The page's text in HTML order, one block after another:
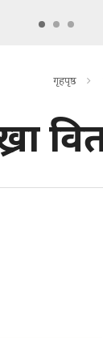
गृहपृष्ठ